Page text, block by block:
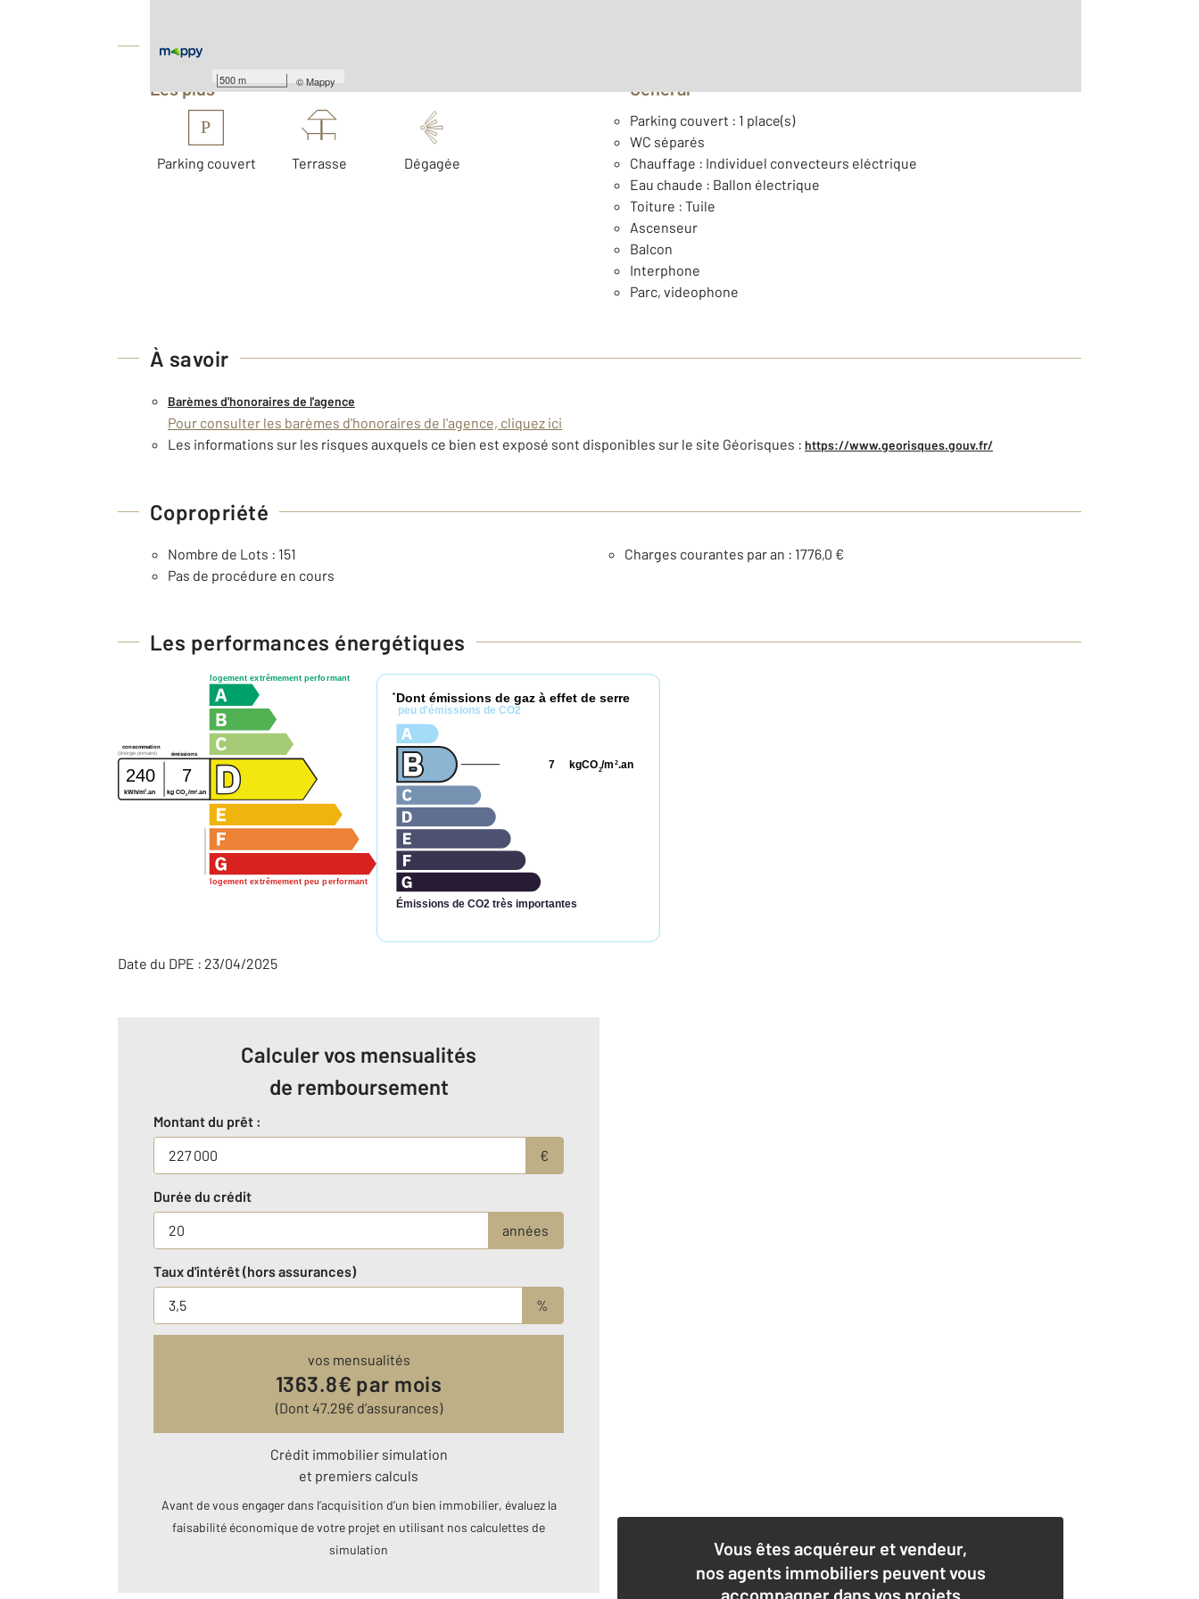
500 m ©Mappy
Équipements
Les plus
P
Parking couvert Terrasse Dégagée
Général
Parking couvert : 1 place(s)
WC séparés
Chauffage : Individuel convecteurs eléctrique
Eau chaude : Ballon électrique
Toiture : Tuile
Ascenseur
Balcon
Interphone
Parc, videophone
À savoir
Barèmes d'honoraires de l'agence
Pour consulter les barèmes d'honoraires de l'agence, cliquez ici
Les informations sur les risques auxquels ce bien est exposé sont disponibles sur le site Géorisques : https://www.georisques.gouv.fr/
Copropriété
Nombre de Lots : 151
Charges courantes par an : 1776,0 €
Pas de procédure en cours
Les performances énergétiques
logement extrêmement performant
logement extrêmement peu performant
consommation
émissions
(énergie primaire)
240 7
kWh/m2 .an kg CO2 /m2 .an
* Dont émissions de gaz à effet de serre
peu d'émissions de CO2
Émissions de CO2 très importantes
kgCO2/m 2.an
7
Date du DPE : 23/04/2025
Calculer vos mensualités
de remboursement
Montant du prêt :
€
Durée du crédit
années
Taux d'intérêt (hors assurances)
%
vos mensualités
1363.8€ par mois
(Dont 47.29€ d’assurances)
Crédit immobilier simulation
et premiers calculs
Avant de vous engager dans l’acquisition d’un bien immobilier, évaluez la
faisabilité économique de votre projet en utilisant nos calculettes de
simulation
Vous êtes acquéreur et vendeur,
nos agents immobiliers peuvent vous
accompagner dans vos projets